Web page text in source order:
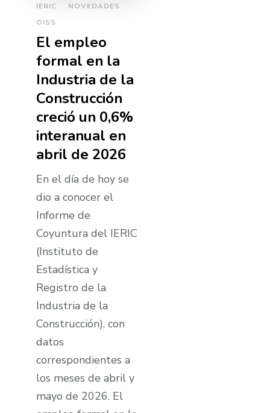
IERIC
NOVEDADES
OISS
El empleo
formal en la
Industria de la
Construcción
creció un 0,6%
interanual en
abril de 2026
En el día de hoy se
dio a conocer el
Informe de
Coyuntura del IERIC
(Instituto de
Estadística y
Registro de la
Industria de la
Construcción), con
datos
correspondientes a
los meses de abril y
mayo de 2026. El